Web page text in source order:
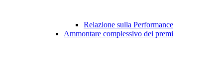
Relazione sulla Performance
Ammontare complessivo dei premi